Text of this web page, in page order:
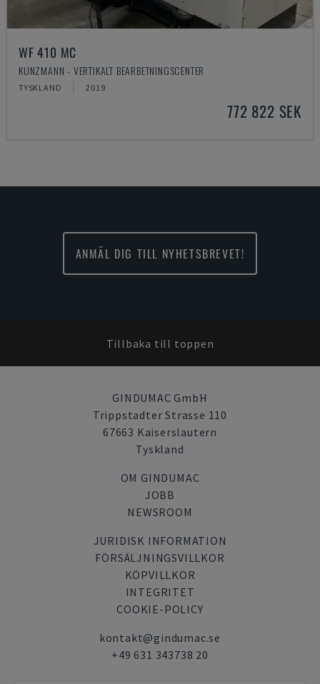
WF 410 MC
KUNZMANN - VERTIKALT BEARBETNINGSCENTER
TYSKLAND 2019
772 822 SEK
ANMÄL DIG TILL NYHETSBREVET!
Tillbaka till toppen
GINDUMAC GmbH
Trippstadter Strasse 110
67663 Kaiserslautern
Tyskland
OM GINDUMAC
JOBB
NEWSROOM
JURIDISK INFORMATION
FÖRSÄLJNINGSVILLKOR
KÖPVILLKOR
INTEGRITET
COOKIE-POLICY
kontakt@gindumac.se
+49 631 343738 20